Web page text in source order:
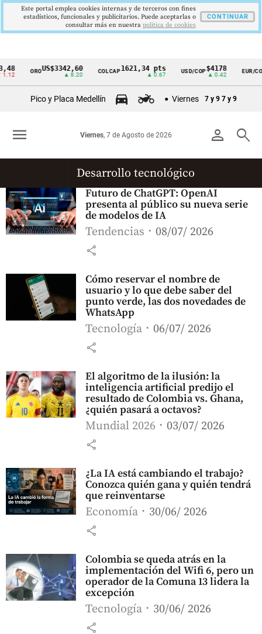
Cintillo
Colombia
OROUS$3342,60
▲ 8.20
COLCAP1621,34 pts
▲ 0.67
USD/COP$4178
▲ 0.42
EUR/COP
Pico y Placa Medellín Viernes 7 y 9 7 y 9
person search
Viernes, 7 de Agosto de 2026
menu
Desarrollo tecnológico
Futuro de ChatGPT: OpenAI
presenta al público su nueva serie
de modelos de IA
Tendencias 08/07/ 2026
share
Cómo reservar el nombre de
usuario y lo que debe saber del
punto verde, las dos novedades de
WhatsApp
Tecnología 06/07/ 2026
share
El algoritmo de la ilusión: la
inteligencia artificial predijo el
resultado de Colombia vs. Ghana,
¿quién pasará a octavos?
Mundial 2026 03/07/ 2026
share
¿La IA está cambiando el trabajo?
Conozca quién gana y quién tendrá
que reinventarse
Economía 30/06/ 2026
share
Colombia se queda atrás en la
implementación del Wifi 6, pero un
operador de la Comuna 13 lidera la
excepción
Tecnología 30/06/ 2026
share
Este portal emplea cookies internas y de terceros con fines
estadísticos, funcionales y publicitarios. Puede aceptarlas o
consultar más en nuestra politica de cookies
CONTINUAR